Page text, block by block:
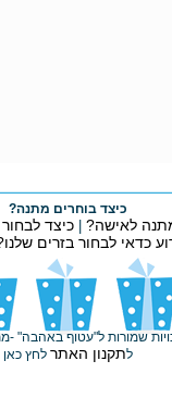
כיצד בוחרים מתנה?
לאישה? |כיצד
כדאי לבחור בזרים
שמורות ל"עטוף באהבה" -
לתקנון האתר לחץ כאן